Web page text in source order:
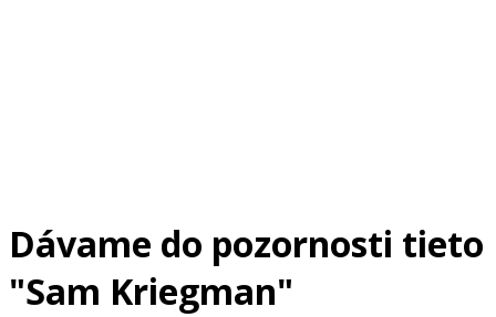
Dávame do pozornosti tieto
"Sam Kriegman"